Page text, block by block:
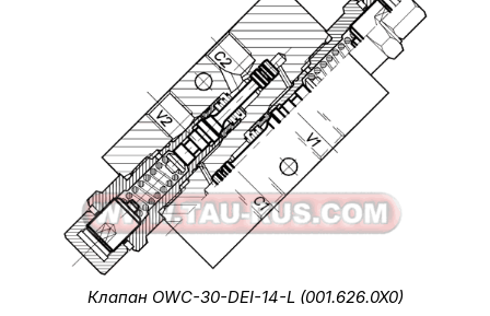
Клапан OWC-30-DEI-14-L (001.626.0X0)